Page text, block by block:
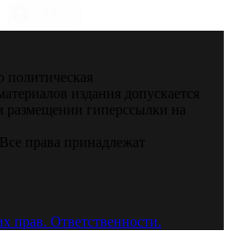
издания допускается
размещении гиперссылки на
права принадлежат
прав. Ответственности.